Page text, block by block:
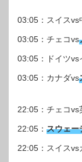
03:05：スイス
03:05：チェコvs
03:05：ドイツ
03:05：カナダvs
22:05：チェコ
22:05： スウェー
22:05：スイスvs